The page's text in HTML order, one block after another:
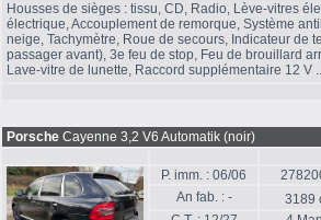
Housses de sièges : tissu, CD, Radio, Lève-vitres
électrique, Accouplement de remorque, Système
neige, Tachymètre, Roue de secours, Indicateur de
passager avant), 3e feu de stop, Feu de brouillard
Lave-vitre de lunette, Raccord supplémentaire 12 V
Porsche Cayenne 3,2 V6 Automatik (noir)
P. imm. : 06/06
An fab. : -
3189